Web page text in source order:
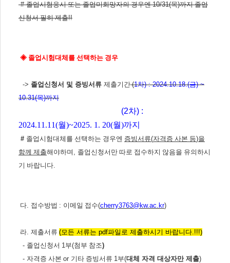
#졸업시험응시 또는 졸업미희망자의 경우엔10/31(목)까지 졸업
신청서 필히 제출!!
◈ 졸업시험대체를 선택하는 경우
-> 졸업신청서 및 증빙서류 제출기간 (1차) : 2024.10.18.(금) ~
10.31(목)까지
(2차) :
2024.11.11(월)~2025. 1. 20(월)까지
# 졸업시험대체를 선택하는 경우엔 증빙서류(자격증 사본 등)을
함께 제출해야하며 , 졸업신청서만 따로 접수하지 않음을 유의하시
기 바랍니다.
다. 접수방법 : 이메일 접수(cherry3763@kw.ac.kr)
라. 제출서류 (모든 서류는 pdf파일로 제출하시기 바랍니다.!!!)
- 졸업신청서 1부(첨부 참조)
- 자격증 사본 or 기타 증빙서류 1부(대체 자격 대상자만 제출)